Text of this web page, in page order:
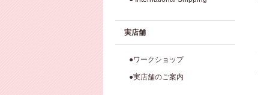
実店舗
●ワークショップ
●実店舗のご案内